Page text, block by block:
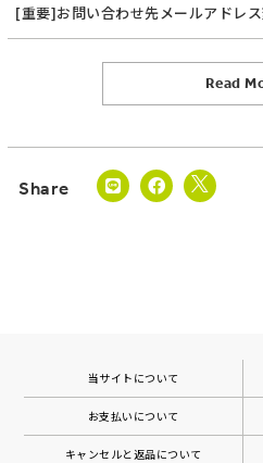
[重要]お問い合わせ先メールアドレ
Read
当サイトについて
お支払いについて
キャンセルと返品について